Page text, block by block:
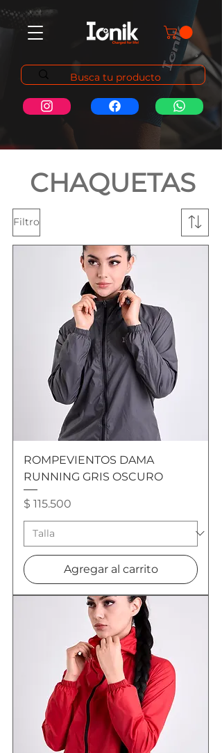
CHAQUETAS
Filtro
ROMPEVIENTOS DAMA
RUNNING GRIS OSCURO
Precio
$ 115.500
Agregar al carrito